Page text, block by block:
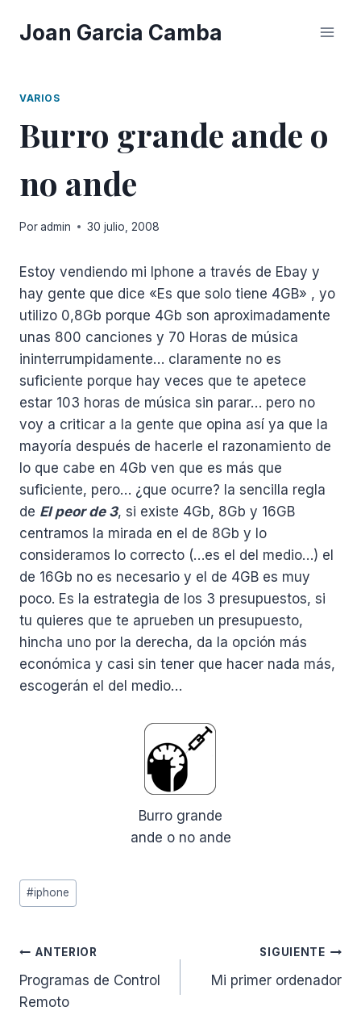
Joan Garcia Camba
VARIOS
Burro grande ande o
no ande
Poradmin 30 julio, 2008
Estoy vendiendo mi Iphone a través de Ebay y
hay gente que dice «Es que solo tiene 4GB» , yo
utilizo 0,8Gb porque 4Gb son aproximadamente
unas 800 canciones y 70 Horas de música
ininterrumpidamente… claramente no es
suficiente porque hay veces que te apetece
estar 103 horas de música sin parar… pero no
voy a criticar a la gente que opina así ya que la
mayoría después de hacerle el razonamiento de
lo que cabe en 4Gb ven que es más que
suficiente, pero… ¿que ocurre? la sencilla regla
de El peor de 3, si existe 4Gb, 8Gb y 16GB
centramos la mirada en el de 8Gb y lo
consideramos lo correcto (…es el del medio…) el
de 16Gb no es necesario y el de 4GB es muy
poco. Es la estrategia de los 3 presupuestos, si
tu quieres que te aprueben un presupuesto,
hincha uno por la derecha, da la opción más
económica y casi sin tener que hacer nada más,
escogerán el del medio…
Burro grande
ande o no ande
Etiquetas
de
entrada:
#iphone
Navegación
de
ANTERIOR
Programas de Control
Remoto
SIGUIENTE
Mi primer ordenador